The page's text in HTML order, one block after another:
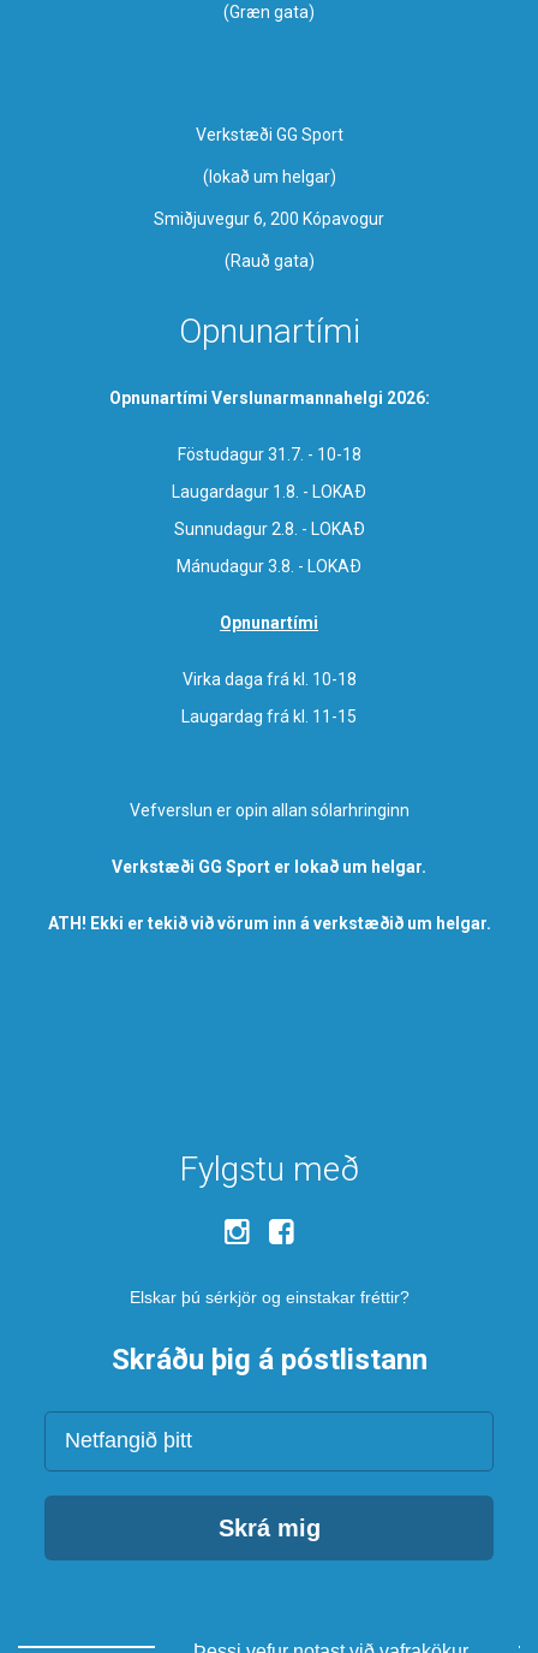
(Græn gata)
Verkstæði GG Sport
​(lokað um helgar)
Smiðjuvegur 6, 200 Kópavogur
(Rauð gata)
Opnunartími
Opnunartími Verslunarmannahelgi 2026:
Föstudagur 31.7. - 10-18
Laugardagur 1.8. - LOKAÐ
Sunnudagur 2.8. - LOKAÐ
Mánudagur 3.8. - LOKAÐ
Opnunartími
Virka daga frá kl. 10-18
Laugardag frá kl. 11-15
Vefverslun er opin allan sólarhringinn
Verkstæði GG Sport er lokað um helgar.
ATH! Ekki er tekið við vörum inn á verkstæðið um helgar.
Fylgstu með
Elskar þú sérkjör og einstakar fréttir?
Skráðu þig á póstlistann
Netfang
Skrá mig